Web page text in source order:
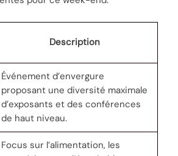
Description
Événement d’envergure
proposant une diversité maximale
d’exposants et des conférences
de haut niveau.
Focus sur l’alimentation, les